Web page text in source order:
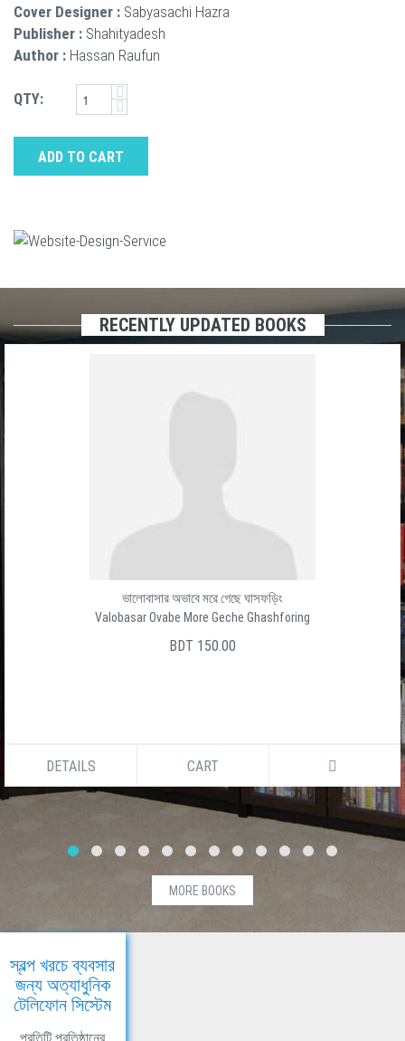
Cover Designer : Sabyasachi Hazra
Publisher : Shahityadesh
Author : Hassan Raufun
QTY:
ADD TO CART
RECENTLY UPDATED BOOKS
ভালোবাসার অভাবে মরে গেছে ঘাসফড়িং
Valobasar Ovabe More Geche Ghashforing
BDT 150.00
DETAILS CART
MORE BOOKS
স্বল্প খরচে ব্যবসার
জন্য অত্যাধুনিক
টেলিফোন সিস্টেম